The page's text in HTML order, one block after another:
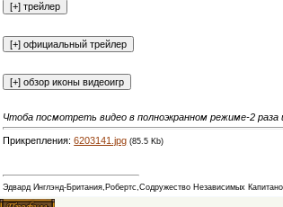
Чтоба посмотреть видео в полноэкранном режиме-2
Прикрепления:6203141.jpg (85.5 Kb)
Эдвард Инглэнд-Британия,Робертс,Содружество Независимых